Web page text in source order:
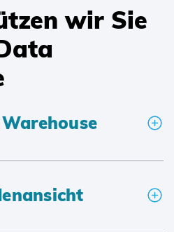
wir Sie